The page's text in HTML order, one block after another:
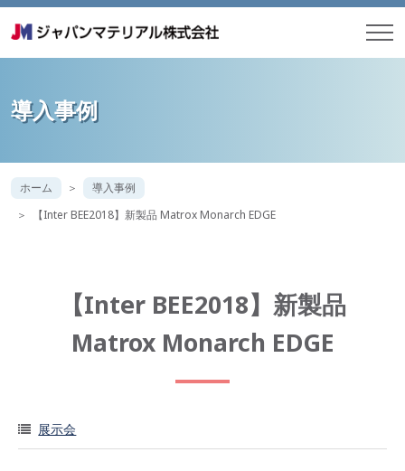
導入事例
ホーム
導入事例
【Inter BEE2018】新製品 Matrox Monarch EDGE
【Inter BEE2018】新製品
Matrox Monarch EDGE
展示会